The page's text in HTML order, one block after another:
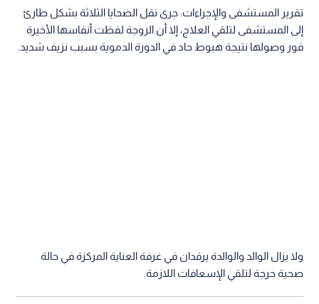
تقرير المستشفى والإجراءات: جرى نقل الضحايا الثلاثة بشكل طارئ
إلى المستشفى لتلقي العلاج، إلا أن الزوجة لفظت أنفاسها الأخيرة
فور وصولها نتيجة هبوط حاد في الدورة الدموية بسبب نزيف شديد.
ولا يزال الوالد والوالدة يرقدان في غرفة العناية المركزة في حالة
صحية حرجة لتلقي الإسعافات اللازمة.